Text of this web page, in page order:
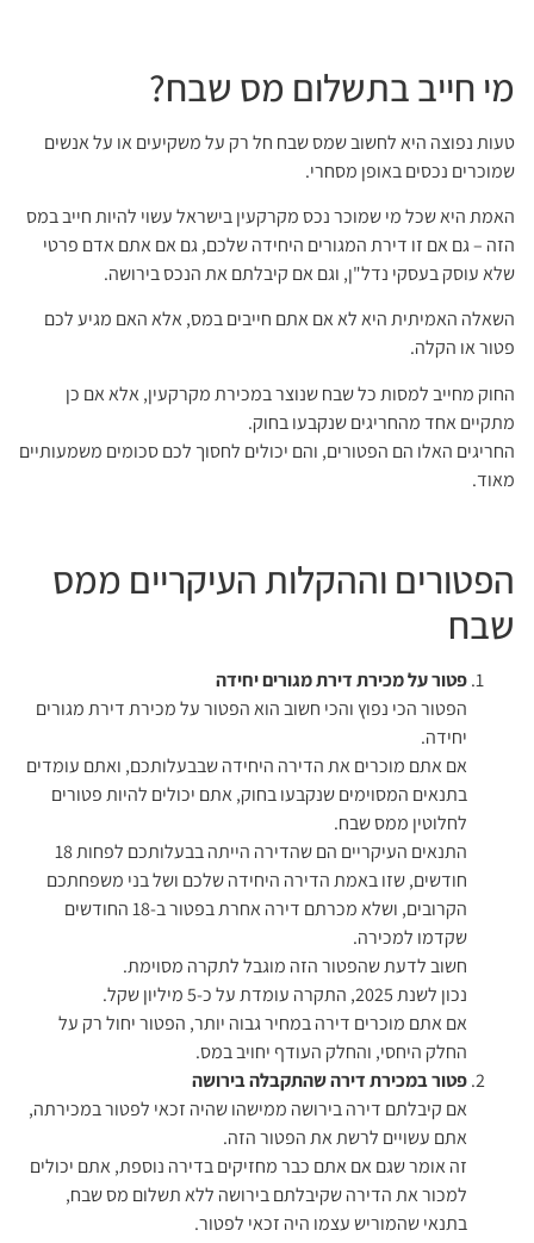
מי חייב בתשלום מס שבח?
טעות נפוצה היא לחשוב שמס שבח חל רק על משקיעים או על אנשים
שמוכרים נכסים באופן מסחרי.
האמת היא שכל מי שמוכר נכס מקרקעין בישראל עשוי להיות חייב במס
הזה – גם אם זו דירת המגורים היחידה שלכם, גם אם אתם אדם פרטי
שלא עוסק בעסקי נדל"ן, וגם אם קיבלתם את הנכס בירושה.
השאלה האמיתית היא לא אם אתם חייבים במס, אלא האם מגיע לכם
פטור או הקלה.
החוק מחייב למסות כל שבח שנוצר במכירת מקרקעין, אלא אם כן
מתקיים אחד מהחריגים שנקבעו בחוק.
החריגים האלו הם הפטורים, והם יכולים לחסוך לכם סכומים משמעותיים
מאוד.
הפטורים וההקלות העיקריים ממס
שבח
פטור על מכירת דירת מגורים יחידה
הפטור הכי נפוץ והכי חשוב הוא הפטור על מכירת דירת מגורים
יחידה.
אם אתם מוכרים את הדירה היחידה שבבעלותכם, ואתם עומדים
בתנאים המסוימים שנקבעו בחוק, אתם יכולים להיות פטורים
לחלוטין ממס שבח.
התנאים העיקריים הם שהדירה הייתה בבעלותכם לפחות 18
חודשים, שזו באמת הדירה היחידה שלכם ושל בני משפחתכם
הקרובים, ושלא מכרתם דירה אחרת בפטור ב-18 החודשים
שקדמו למכירה.
חשוב לדעת שהפטור הזה מוגבל לתקרה מסוימת.
נכון לשנת 2025, התקרה עומדת על כ-5 מיליון שקל.
אם אתם מוכרים דירה במחיר גבוה יותר, הפטור יחול רק על
החלק היחסי, והחלק העודף יחויב במס.
פטור במכירת דירה שהתקבלה בירושה
אם קיבלתם דירה בירושה ממישהו שהיה זכאי לפטור במכירתה,
אתם עשויים לרשת את הפטור הזה.
זה אומר שגם אם אתם כבר מחזיקים בדירה נוספת, אתם יכולים
למכור את הדירה שקיבלתם בירושה ללא תשלום מס שבח,
בתנאי שהמוריש עצמו היה זכאי לפטור.